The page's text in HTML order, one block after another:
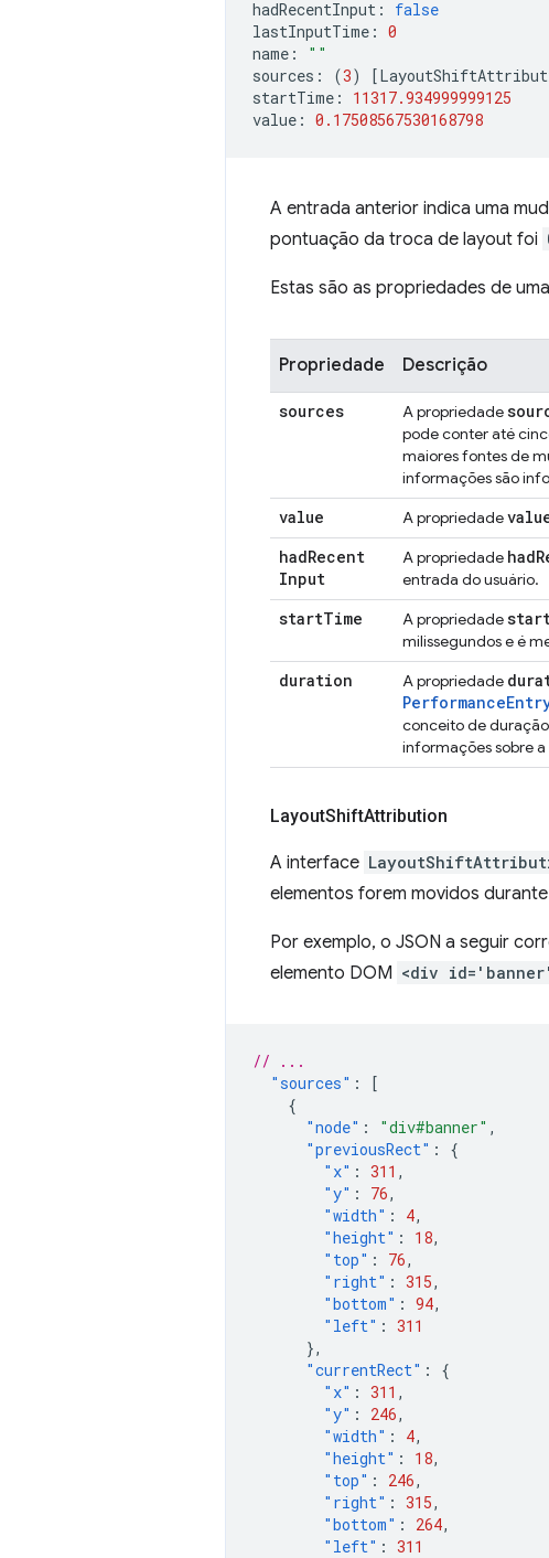
hadRecentInput :
false
lastInputTime : 0
name :
""
sources : (3) [
startTime :
11317.934999999125
value : 0.17508567530168798
A entrada anterior indica uma
pontuação da troca de layout foi
Estas são as propriedades de
Propriedade Descrição
sources A propriedade
pode conter até
maiores fontes de
informações são
value A propriedade
hadRecent
Input
A propriedade had
entrada do usuário.
startTime A propriedade
milissegundos e é
duration A propriedade
conceito de
informações sobre
LayoutShiftAttribution
A interface
elementos forem movidos
Por exemplo, o JSON a seguir
elemento DOM <div
// ...
"sources" :
[
{
"node" : "div#banner" ,
"previousRect" :
{
"x" : 311 ,
"y" : 76,
"width" : 4,
"height" : 18,
"top" : 76,
"right" : 315,
"bottom" : 94,
"left" : 311
},
"currentRect" :
{
"x" : 311 ,
"y" : 246,
"width" : 4,
"height" : 18,
"top" : 246,
"right" : 315,
"bottom" : 264,
"left" : 311